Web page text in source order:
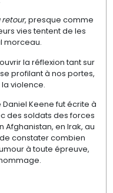
retour, presque comme
vies tentent de les
morceau.
la réflexion tant sur
profilant à nos portes,
violence.
Keene fut écrite à
des soldats des forces
en Irak, au
constater combien
à toute épreuve,